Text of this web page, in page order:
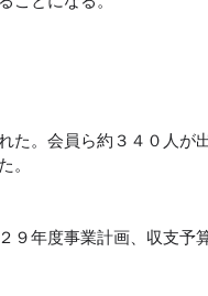
た。会員ら約３４０人が
９年度事業計画、収支予